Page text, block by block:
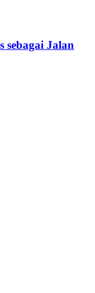
sebagai Jalan